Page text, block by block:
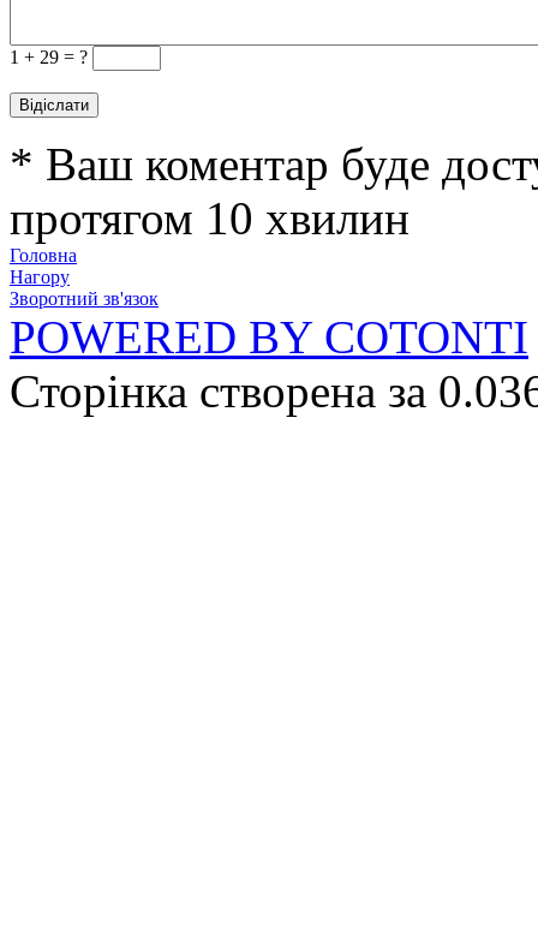
1 + 29 = ?
* Ваш коментар буде
протягом 10 хвилин
Головна
Нагору
Зворотний зв'язок
POWERED BY COTONTI
Сторінка створена за